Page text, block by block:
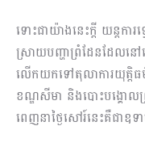
ទោះជាយ៉ាងនេះក្តី យន្តការ
ស្រាយបញ្ហាព្រំដែនដែ
លើកយកទៅតុលាការយុត្តិធម៌
ខណ្ឌសីមា និងបោះបង្គោលព្
ពេញនាថ្ងៃសៅរ៍នេះគឺជា